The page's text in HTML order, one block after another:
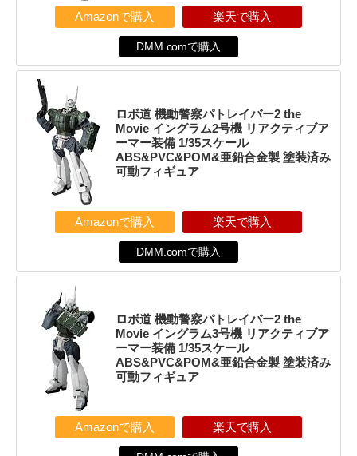
Amazonで購入 楽天で購入
DMM.comで購入
ロボ道 機動警察パトレイバー2 the
Movie イングラム2号機 リアクティブア
ーマー装備 1/35スケール
ABS&PVC&POM&亜鉛合金製 塗装済み
可動フィギュア
Amazonで購入 楽天で購入
DMM.comで購入
ロボ道 機動警察パトレイバー2 the
Movie イングラム3号機 リアクティブア
ーマー装備 1/35スケール
ABS&PVC&POM&亜鉛合金製 塗装済み
可動フィギュア
Amazonで購入 楽天で購入